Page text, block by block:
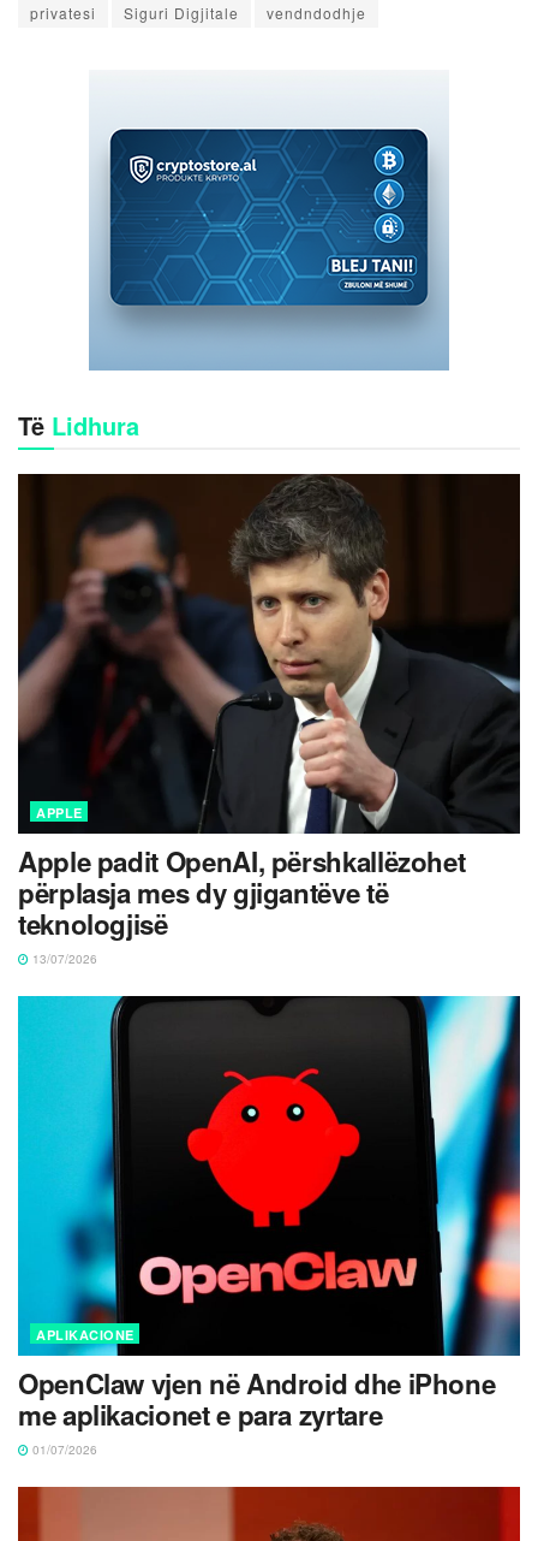
privatesi
Siguri Digjitale vendndodhje
Të Lidhura
APPLE
Apple padit OpenAI, përshkallëzohet
përplasja mes dy gjigantëve të
teknologjisë
13/07/2026
APLIKACIONE
OpenClaw vjen në Android dhe iPhone
me aplikacionet e para zyrtare
01/07/2026